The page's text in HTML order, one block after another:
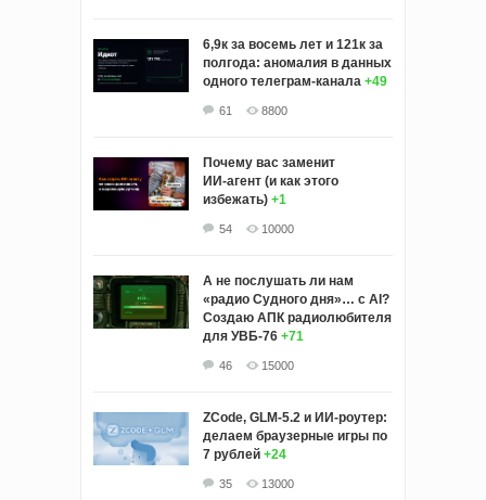
6,9к за восемь лет и 121к за
полгода: аномалия в данных
одного телеграм-канала +49
61 8800
Почему вас заменит
ИИ‑агент (и как этого
избежать) +1
54 10000
А не послушать ли нам
«радио Судного дня»… с AI?
Создаю АПК радиолюбителя
для УВБ-76 +71
46 15000
ZCode, GLM-5.2 и ИИ-роутер:
делаем браузерные игры по
7 рублей +24
35 13000